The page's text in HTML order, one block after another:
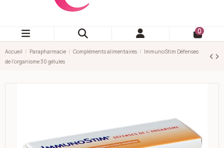
0
Accueil Parapharmacie Compléments alimentaires
ImmunoStim Défenses
de l'organisme 30 gélules